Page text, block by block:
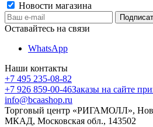
Новости магазина
Оставайтесь на связи
WhatsApp
Наши контакты
+7 495 235-08-82
+7 926 859-00-46Заказы на сайте
info@bcaashop.ru
Торговый центр «РИГАМОЛЛ»,
МКАД, Московская обл., 143502